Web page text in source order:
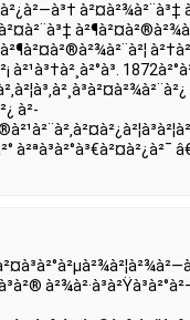
à²¤à²¾à²¨à³‡
à²¹à³†à²¸à²°à³.
à²­
à²ªà³à²°à³€à²¤à²¿à²¯